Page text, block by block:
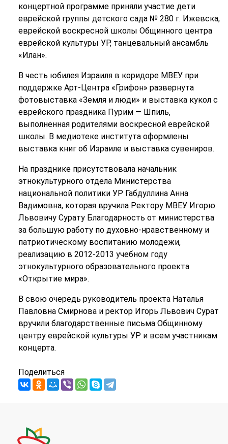
концертной программе приняли участие дети
еврейской группы детского сада № 280 г. Ижевска,
еврейской воскресной школы Общинного центра
еврейской культуры УР, танцевальный ансамбль
«Илан».
В честь юбилея Израиля в коридоре МВЕУ при
поддержке Арт-Центра «Грифон» развернута
фотовыставка «Земля и люди» и выставка кукол с
еврейского праздника Пурим — Шпиль,
выполненная родителями воскресной еврейской
школы. В медиотеке института оформлены
выставка книг об Израиле и выставка сувениров.
На празднике присутствовала начальник
этнокультурного отдела Министерства
национальной политики УР Габдуллина Анна
Вадимовна, которая вручила Ректору МВЕУ Игорю
Львовичу Сурату Благодарность от министерства
за большую работу по духовно-нравственному и
патриотическому воспитанию молодежи,
реализацию в 2012-2013 учебном году
этнокультурного образовательного проекта
«Открытие мира».
В свою очередь руководитель проекта Наталья
Павловна Смирнова и ректор Игорь Львович Сурат
вручили благодарственные письма Общинному
центру еврейской культуры УР и всем участникам
концерта.
Поделиться